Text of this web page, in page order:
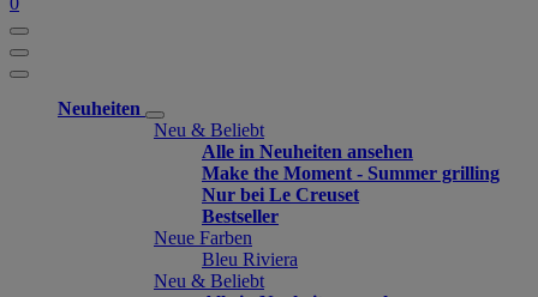
Neuheiten
Neu & Beliebt
Alle in Neuheiten ansehen
Make the Moment - Summer grilling
Nur bei Le Creuset
Bestseller
Neue Farben
Bleu Riviera
Neu & Beliebt